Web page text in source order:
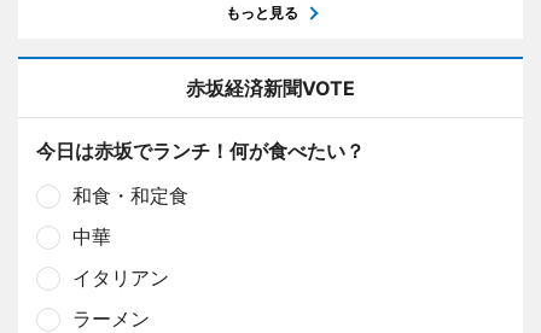
もっと見る
赤坂経済新聞VOTE
今日は赤坂でランチ！何が食べたい？
和食・和定食
中華
イタリアン
ラーメン